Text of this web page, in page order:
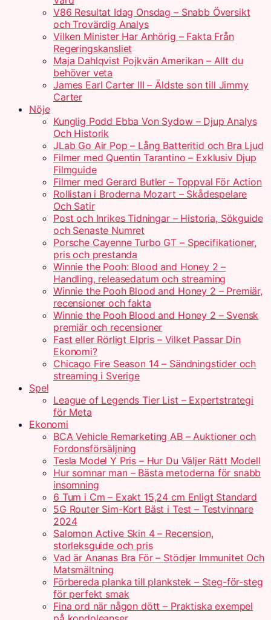
V86 Resultat Idag Onsdag – Snabb Översikt
och Trovärdig Analys
Vilken Minister Har Anhörig – Fakta Från
Regeringskansliet
Maja Dahlqvist Pojkvän Amerikan – Allt du
behöver veta
James Earl Carter III – Äldste son till Jimmy
Carter
Nöje
Kunglig Podd Ebba Von Sydow – Djup Analys
Och Historik
JLab Go Air Pop – Lång Batteritid och Bra Ljud
Filmer med Quentin Tarantino – Exklusiv Djup
Filmguide
Filmer med Gerard Butler – Toppval För Action
Rollistan i Broderna Mozart – Skådespelare
Och Satir
Post och Inrikes Tidningar – Historia, Sökguide
och Senaste Numret
Porsche Cayenne Turbo GT – Specifikationer,
pris och prestanda
Winnie the Pooh: Blood and Honey 2 –
Handling, releasedatum och streaming
Winnie the Pooh Blood and Honey 2 – Premiär,
recensioner och fakta
Winnie the Pooh Blood and Honey 2 – Svensk
premiär och recensioner
Fast eller Rörligt Elpris – Vilket Passar Din
Ekonomi?
Chicago Fire Season 14 – Sändningstider och
streaming i Sverige
Spel
League of Legends Tier List – Expertstrategi
för Meta
Ekonomi
BCA Vehicle Remarketing AB – Auktioner och
Fordonsförsäljning
Tesla Model Y Pris – Hur Du Väljer Rätt Modell
Hur somnar man – Bästa metoderna för snabb
insomning
6 Tum i Cm – Exakt 15,24 cm Enligt Standard
5G Router Sim-Kort Bäst i Test – Testvinnare
2024
Salomon Active Skin 4 – Recension,
storleksguide och pris
Vad är Ananas Bra För – Stödjer Immunitet Och
Matsmältning
Förbereda planka till plankstek – Steg-för-steg
för perfekt smak
Fina ord när någon dött – Praktiska exempel